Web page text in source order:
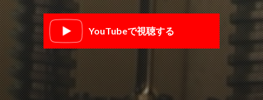
YouTubeで視聴する